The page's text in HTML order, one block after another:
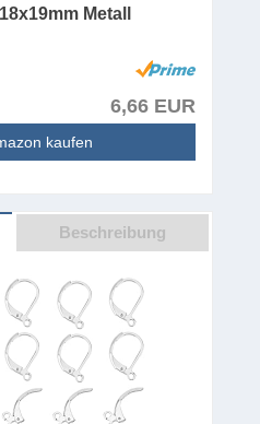
Metall
6,66 EUR
kaufen
Beschreibung